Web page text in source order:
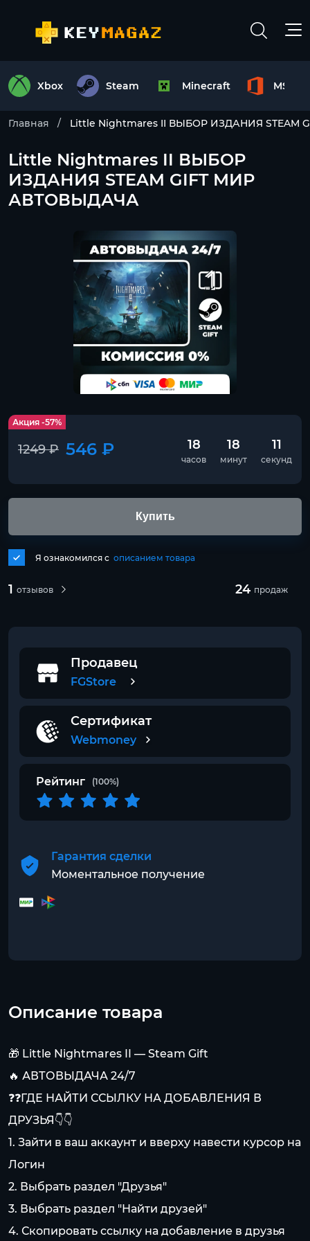
Xbox Steam Minecraft MS
Главная Little Nightmares II ВЫБОР ИЗДАНИЯ STEAM
Little Nightmares II ВЫБОР
ИЗДАНИЯ STEAM GIFT МИР
АВТОВЫДАЧА
Акция -57%
1249 ₽ 546 ₽ 18
часов
18
минут
11
секунд
1 отзывов 24 продаж
Я ознакомился с описанием товара
Купить
Продавец
FGStore
Сертификат
Webmoney
Рейтинг (100%)
Гарантия сделки
Моментальное получение
Описание товара
🎁 Little Nightmares II — Steam Gift
🔥 АВТОВЫДАЧА 24/7
❓❓ГДЕ НАЙТИ ССЫЛКУ НА ДОБАВЛЕНИЯ В
ДРУЗЬЯ👇👇
1. Зайти в ваш аккаунт и вверху навести курсор на
Логин
2. Выбрать раздел "Друзья"
3. Выбрать раздел "Найти друзей"
4. Скопировать ссылку на добавление в друзья